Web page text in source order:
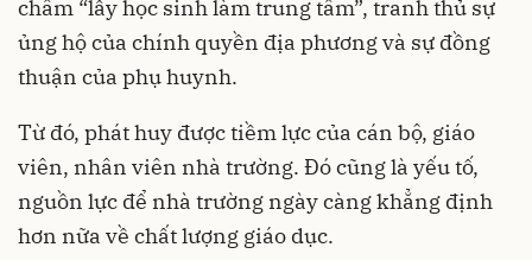
châm “lấy học sinh làm trung tâm”, tranh thủ sự
ủng hộ của chính quyền địa phương và sự đồng
thuận của phụ huynh.
Từ đó, phát huy được tiềm lực của cán bộ, giáo
viên, nhân viên nhà trường. Đó cũng là yếu tố,
nguồn lực để nhà trường ngày càng khẳng định
hơn nữa về chất lượng giáo dục.